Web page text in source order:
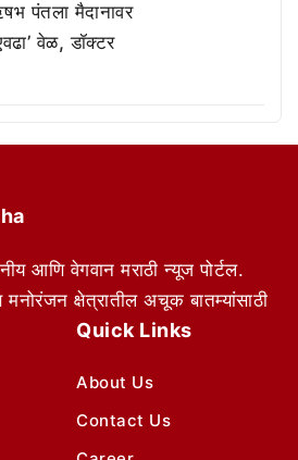
पंतला मैदानावर
वेळ, डॉक्टर
आणि वेगवान मराठी न्यूज पोर्टल.
क्षेत्रातील अचूक बातम्यांसाठी
Quick Links
About Us
Contact Us